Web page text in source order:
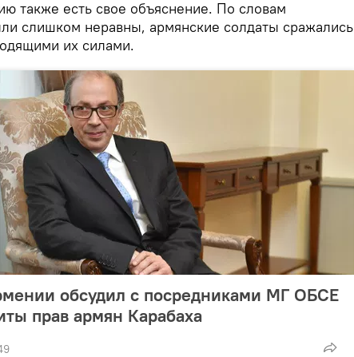
также есть свое объяснение. По словам
слишком неравны, армянские солдаты сражались
их силами.
обсудил с посредниками МГ ОБСЕ
прав армян Карабаха